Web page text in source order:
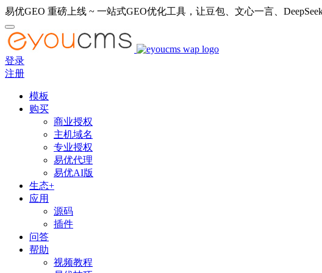
易优GEO 重磅上线 ~ 一站式GEO优化工具，让豆包、文心一言、
登录
注册
模板
购买
商业授权
主机域名
专业授权
易优代理
易优AI版
生态+
应用
源码
插件
问答
帮助
视频教程